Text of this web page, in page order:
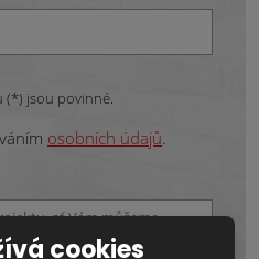
(*) jsou povinné.
osobních údajů.
cookies